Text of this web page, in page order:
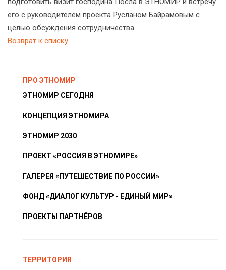
его с руководителем проекта Русланом Байрамовым с
целью обсуждения сотрудничества.
Возврат к списку
ПРО ЭТНОМИР
ЭТНОМИР СЕГОДНЯ
КОНЦЕПЦИЯ ЭТНОМИРА
ЭТНОМИР 2030
ПРОЕКТ «РОССИЯ В ЭТНОМИРЕ»
ГАЛЕРЕЯ «ПУТЕШЕСТВИЕ ПО РОССИИ»
ФОНД «ДИАЛОГ КУЛЬТУР - ЕДИНЫЙ МИР»
ПРОЕКТЫ ПАРТНЁРОВ
ТЕРРИТОРИЯ